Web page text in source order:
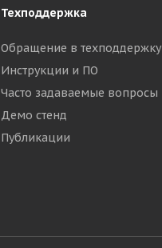
Техподдержка
Обращение в техподдержку
Инструкции и ПО
Часто задаваемые вопросы
Демо стенд
Публикации